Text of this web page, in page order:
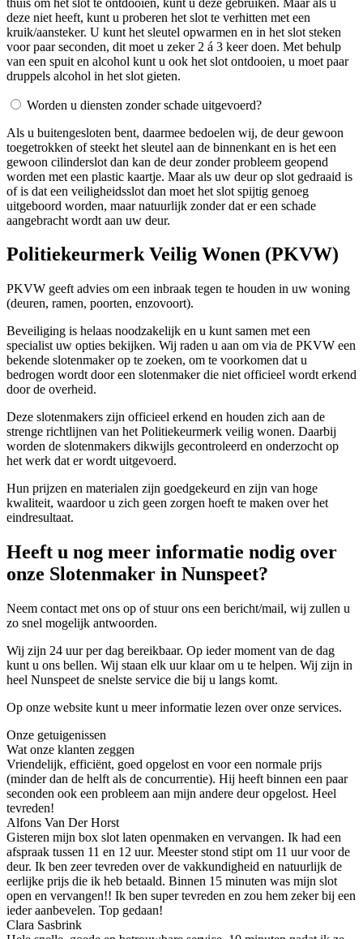
deze niet heeft, kunt u proberen het slot te verhitten met een
kruik/aansteker. U kunt het sleutel opwarmen en in het slot steken
voor paar seconden, dit moet u zeker 2 á 3 keer doen. Met behulp
van een spuit en alcohol kunt u ook het slot ontdooien, u moet paar
druppels alcohol in het slot gieten.
Worden u diensten zonder schade uitgevoerd?
Als u buitengesloten bent, daarmee bedoelen wij, de deur gewoon
toegetrokken of steekt het sleutel aan de binnenkant en is het een
gewoon cilinderslot dan kan de deur zonder probleem geopend
worden met een plastic kaartje. Maar als uw deur op slot gedraaid is
of is dat een veiligheidsslot dan moet het slot spijtig genoeg
uitgeboord worden, maar natuurlijk zonder dat er een schade
aangebracht wordt aan uw deur.
Politiekeurmerk Veilig Wonen (PKVW)
PKVW geeft advies om een inbraak tegen te houden in uw woning
(deuren, ramen, poorten, enzovoort).
Beveiliging is helaas noodzakelijk en u kunt samen met een
specialist uw opties bekijken. Wij raden u aan om via de PKVW een
bekende slotenmaker op te zoeken, om te voorkomen dat u
bedrogen wordt door een slotenmaker die niet officieel wordt erkend
door de overheid.
Deze slotenmakers zijn officieel erkend en houden zich aan de
strenge richtlijnen van het Politiekeurmerk veilig wonen. Daarbij
worden de slotenmakers dikwijls gecontroleerd en onderzocht op
het werk dat er wordt uitgevoerd.
Hun prijzen en materialen zijn goedgekeurd en zijn van hoge
kwaliteit, waardoor u zich geen zorgen hoeft te maken over het
eindresultaat.
Heeft u nog meer informatie nodig over
onze Slotenmaker in Nunspeet?
Neem contact met ons op of stuur ons een bericht/mail, wij zullen u
zo snel mogelijk antwoorden.
Wij zijn 24 uur per dag bereikbaar. Op ieder moment van de dag
kunt u ons bellen. Wij staan elk uur klaar om u te helpen. Wij zijn in
heel Nunspeet de snelste service die bij u langs komt.
Op onze website kunt u meer informatie lezen over onze services.
Onze getuigenissen
Wat onze klanten zeggen
Vriendelijk, efficiënt, goed opgelost en voor een normale prijs
(minder dan de helft als de concurrentie). Hij heeft binnen een paar
seconden ook een probleem aan mijn andere deur opgelost. Heel
tevreden!
Alfons Van Der Horst
Gisteren mijn box slot laten openmaken en vervangen. Ik had een
afspraak tussen 11 en 12 uur. Meester stond stipt om 11 uur voor de
deur. Ik ben zeer tevreden over de vakkundigheid en natuurlijk de
eerlijke prijs die ik heb betaald. Binnen 15 minuten was mijn slot
open en vervangen!! Ik ben super tevreden en zou hem zeker bij een
ieder aanbevelen. Top gedaan!
Clara Sasbrink